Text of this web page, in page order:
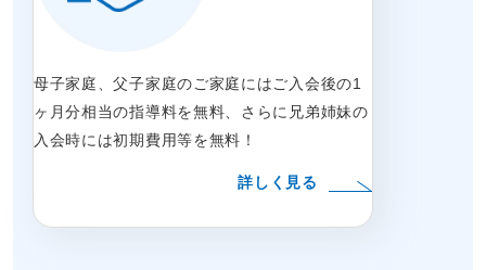
母子家庭、父子家庭のご家庭にはご入会後の1
ヶ月分相当の指導料を無料、さらに兄弟姉妹の
入会時には初期費用等を無料！
詳しく見る